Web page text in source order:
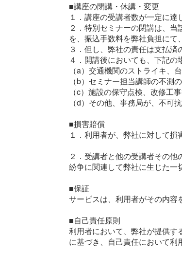
■講座の閉講・休講・変更
１．講座の受講者数が一定に
２．特別セミナーの閉講は、
を、振込手数料を弊社負担にて
３．但し、弊社の責任は支払済
４．開講後においても、下記の
（a）交通機関のストライキ、
（b）セミナー担当講師の不測
（c）施設の保守点検、改修工
（d）その他、事務局が、不可
■損害賠償
１．利用者が、弊社に対して損
２．受講者と他の受講者その
紛争に関連して弊社に生じた一
■保証
サービスは、利用者がその内容
■自己責任原則
利用者において、弊社が提供す
に基づき、自己責任において利